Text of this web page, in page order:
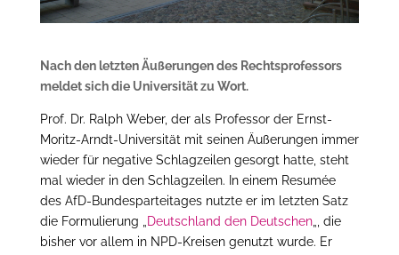
Nach den letzten Äußerungen des Rechtsprofessors
meldet sich die Universität zu Wort.
Prof. Dr. Ralph Weber, der als Professor der Ernst-
Moritz-Arndt-Universität mit seinen Äußerungen immer
wieder für negative Schlagzeilen gesorgt hatte, steht
mal wieder in den Schlagzeilen. In einem Resumée
des AfD-Bundesparteitages nutzte er im letzten Satz
die Formulierung „
Deutschland den Deutschen„, die
bisher vor allem in NPD-Kreisen genutzt wurde. Er